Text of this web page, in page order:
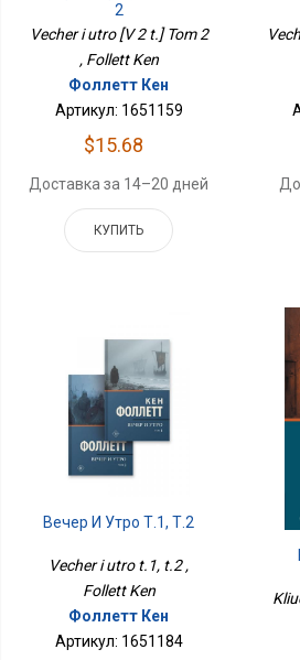
2
Vecher i utro [V 2 t.] Tom 2
, Follett Ken
Фоллетт Кен
Артикул: 1651159
$15.68
Доставка за 14–20 дней
КУПИТЬ
Вечер И Утро Т.1, Т.2
Vecher i utro t.1, t.2 ,
Follett Ken
Фоллетт Кен
Артикул: 1651184